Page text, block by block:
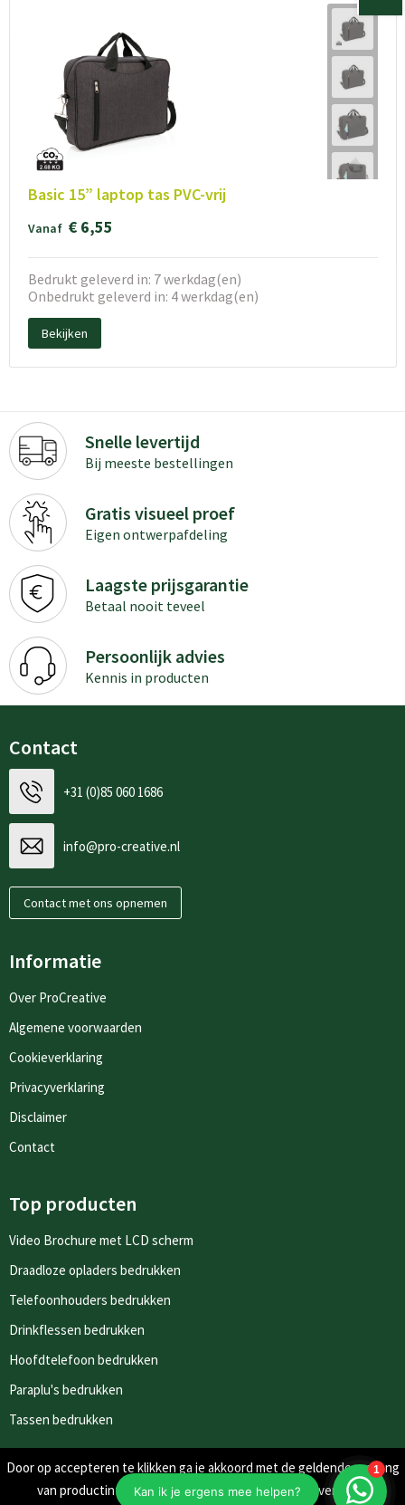
Basic 15” laptop tas PVC-vrij
Vanaf € 6,55
Bedrukt geleverd in: 7 werkdag(en)
Onbedrukt geleverd in: 4 werkdag(en)
Bekijken
Snelle levertijd
Bij meeste bestellingen
Gratis visueel proef
Eigen ontwerpafdeling
Laagste prijsgarantie
Betaal nooit teveel
Persoonlijk advies
Kennis in producten
Contact
+31 (0)85 060 1686
info@pro-creative.nl
Contact met ons opnemen
Informatie
Over ProCreative
Algemene voorwaarden
Cookieverklaring
Privacyverklaring
Disclaimer
Contact
Top producten
Video Brochure met LCD scherm
Draadloze opladers bedrukken
Telefoonhouders bedrukken
Drinkflessen bedrukken
Hoofdtelefoon bedrukken
Paraplu's bedrukken
Tassen bedrukken
Nieuwsbrieven
Door op accepteren te klikken ga je akkoord met de geldende omgang
van productinformatie zoals op de website wordt vermeld.